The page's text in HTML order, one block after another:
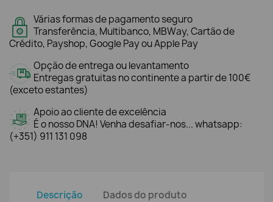
Várias formas de pagamento seguro
Transferência, Multibanco, MBWay, Cartão de
Crédito, Payshop, Google Pay ou Apple Pay
Opção de entrega ou levantamento
Entregas gratuitas no continente a partir de 100€
(exceto estantes)
Apoio ao cliente de excelência
É o nosso DNA! Venha desafiar-nos... whatsapp:
(+351) 911 131 098
Descrição Dados do produto